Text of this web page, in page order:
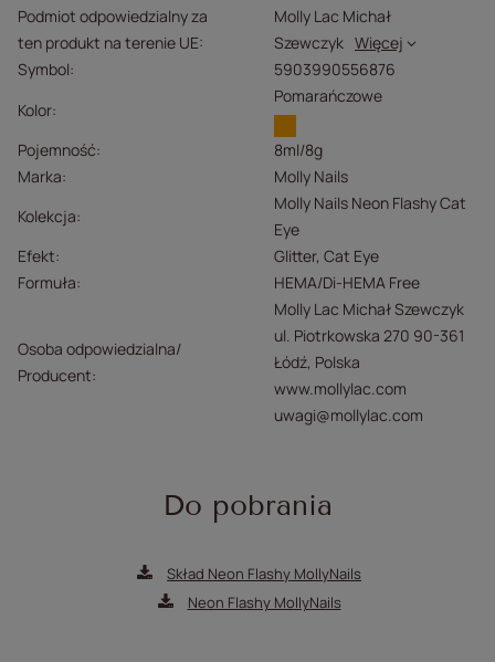
Podmiot odpowiedzialny za
ten produkt na terenie UE
Molly Lac Michał
Szewczyk Więcej
Symbol
5903990556876
Kolor
Pomarańczowe
Pojemność
8ml/8g
Marka
Molly Nails
Kolekcja
Molly Nails Neon Flashy Cat
Eye
Efekt
Glitter Cat Eye
Formuła
HEMA/Di-HEMA Free
Osoba odpowiedzialna/
Producent
Molly Lac Michał Szewczyk
ul. Piotrkowska 270 90-361
Łódź, Polska
www.mollylac.com
uwagi@mollylac.com
Do pobrania
Skład Neon Flashy MollyNails
Neon Flashy MollyNails